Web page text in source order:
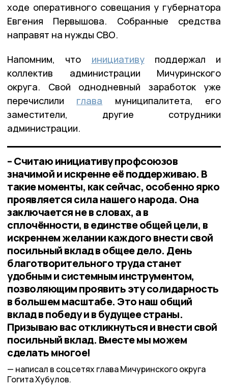
ходе оперативного совещания у губернатора
Евгения Первышова. Собранные средства
направят на нужды СВО.
Напомним, что инициативуподдержал и
коллектив администрации Мичуринского
округа. Свой однодневный заработок уже
перечислили глава муниципалитета, его
заместители, другие сотрудники
администрации.
– Считаю инициативу профсоюзов
значимой и искренне её поддерживаю. В
такие моменты, как сейчас, особенно ярко
проявляется сила нашего народа. Она
заключается не в словах, а в
сплочённости, в единстве общей цели, в
искреннем желании каждого внести свой
посильный вклад в общее дело. День
благотворительного труда станет
удобным и системным инструментом,
позволяющим проявить эту солидарность
в большем масштабе. Это наш общий
вклад в победу и в будущее страны.
Призываю вас откликнуться и внести свой
посильный вклад. Вместе мы можем
сделать многое!
написал в соцсетях глава Мичуринского округа
Гогита Хубулов.